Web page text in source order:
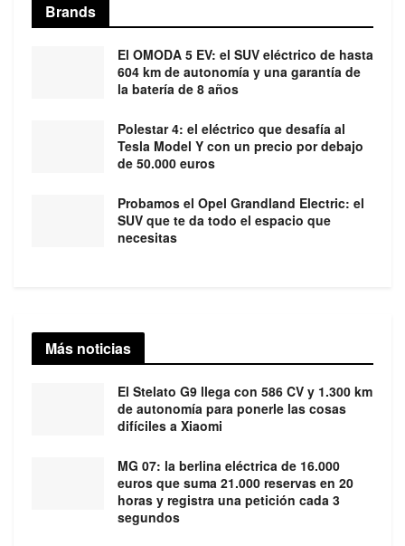
Brands
El OMODA 5 EV: el SUV eléctrico de hasta
604 km de autonomía y una garantía de
la batería de 8 años
Polestar 4: el eléctrico que desafía al
Tesla Model Y con un precio por debajo
de 50.000 euros
Probamos el Opel Grandland Electric: el
SUV que te da todo el espacio que
necesitas
Más noticias
El Stelato G9 llega con 586 CV y 1.300 km
de autonomía para ponerle las cosas
difíciles a Xiaomi
MG 07: la berlina eléctrica de 16.000
euros que suma 21.000 reservas en 20
horas y registra una petición cada 3
segundos